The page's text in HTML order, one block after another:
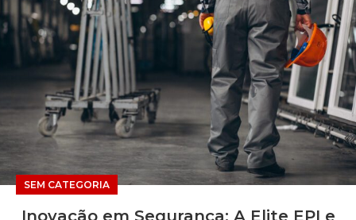
SEM CATEGORIA
Inovação em Segurança: A Elite EPI e